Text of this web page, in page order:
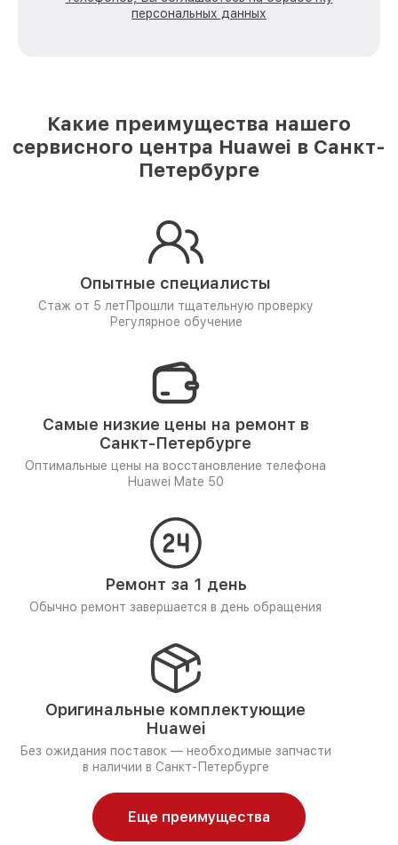
персональных данных
Какие преимущества нашего
сервисного центра Huawei в Санкт-
Петербурге
Опытные специалисты
Стаж от 5 лет Прошли тщательную проверку
Регулярное обучение
Самые низкие цены на ремонт в
Санкт-Петербурге
Оптимальные цены на восстановление телефона
Huawei Mate 50
Ремонт за 1 день
Обычно ремонт завершается в день обращения
Оригинальные комплектующие
Huawei
Без ожидания поставок — необходимые запчасти
в наличии в Санкт-Петербурге
Еще преимущества